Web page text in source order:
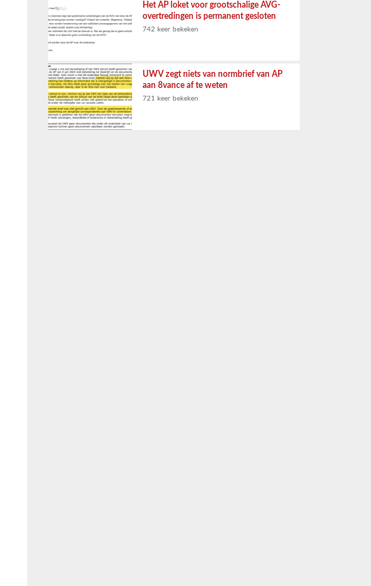
Het AP loket voor grootschalige AVG-
overtredingen is permanent gesloten
742 keer bekeken
UWV zegt niets van normbrief van AP
aan 8vance af te weten
721 keer bekeken